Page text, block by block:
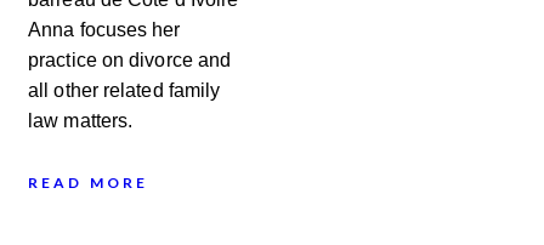
Anna focuses her
practice on divorce and
all other related family
law matters.
READ MORE